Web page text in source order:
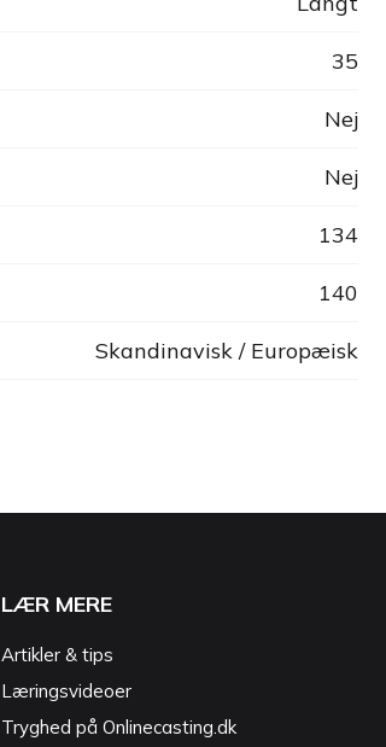
35
Nej
Nej
134
140
Skandinavisk / Europæisk
LÆR MERE
Artikler & tips
Læringsvideoer
Tryghed på Onlinecasting.dk